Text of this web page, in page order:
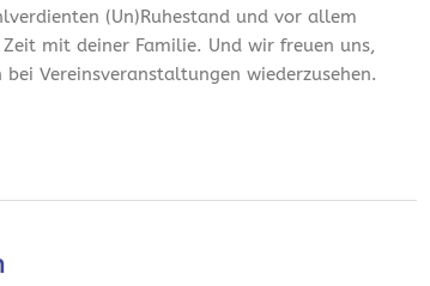
(Un)Ruhestand und vor allem
mit deiner Familie. Und wir freuen uns,
bei Vereinsveranstaltungen wiederzusehen.